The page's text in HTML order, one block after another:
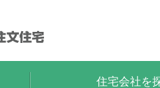
住宅会社を